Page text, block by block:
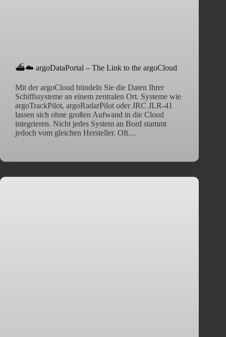
⛴️☁️ argoDataPortal – The Link to the argoCloud
Mit der argoCloud bündeln Sie die Daten Ihrer
Schiffssysteme an einem zentralen Ort. Systeme wie
argoTrackPilot, argoRadarPilot oder JRC JLR-41
lassen sich ohne großen Aufwand in die Cloud
integrieren. Nicht jedes System an Bord stammt
jedoch vom gleichen Hersteller. Oft…